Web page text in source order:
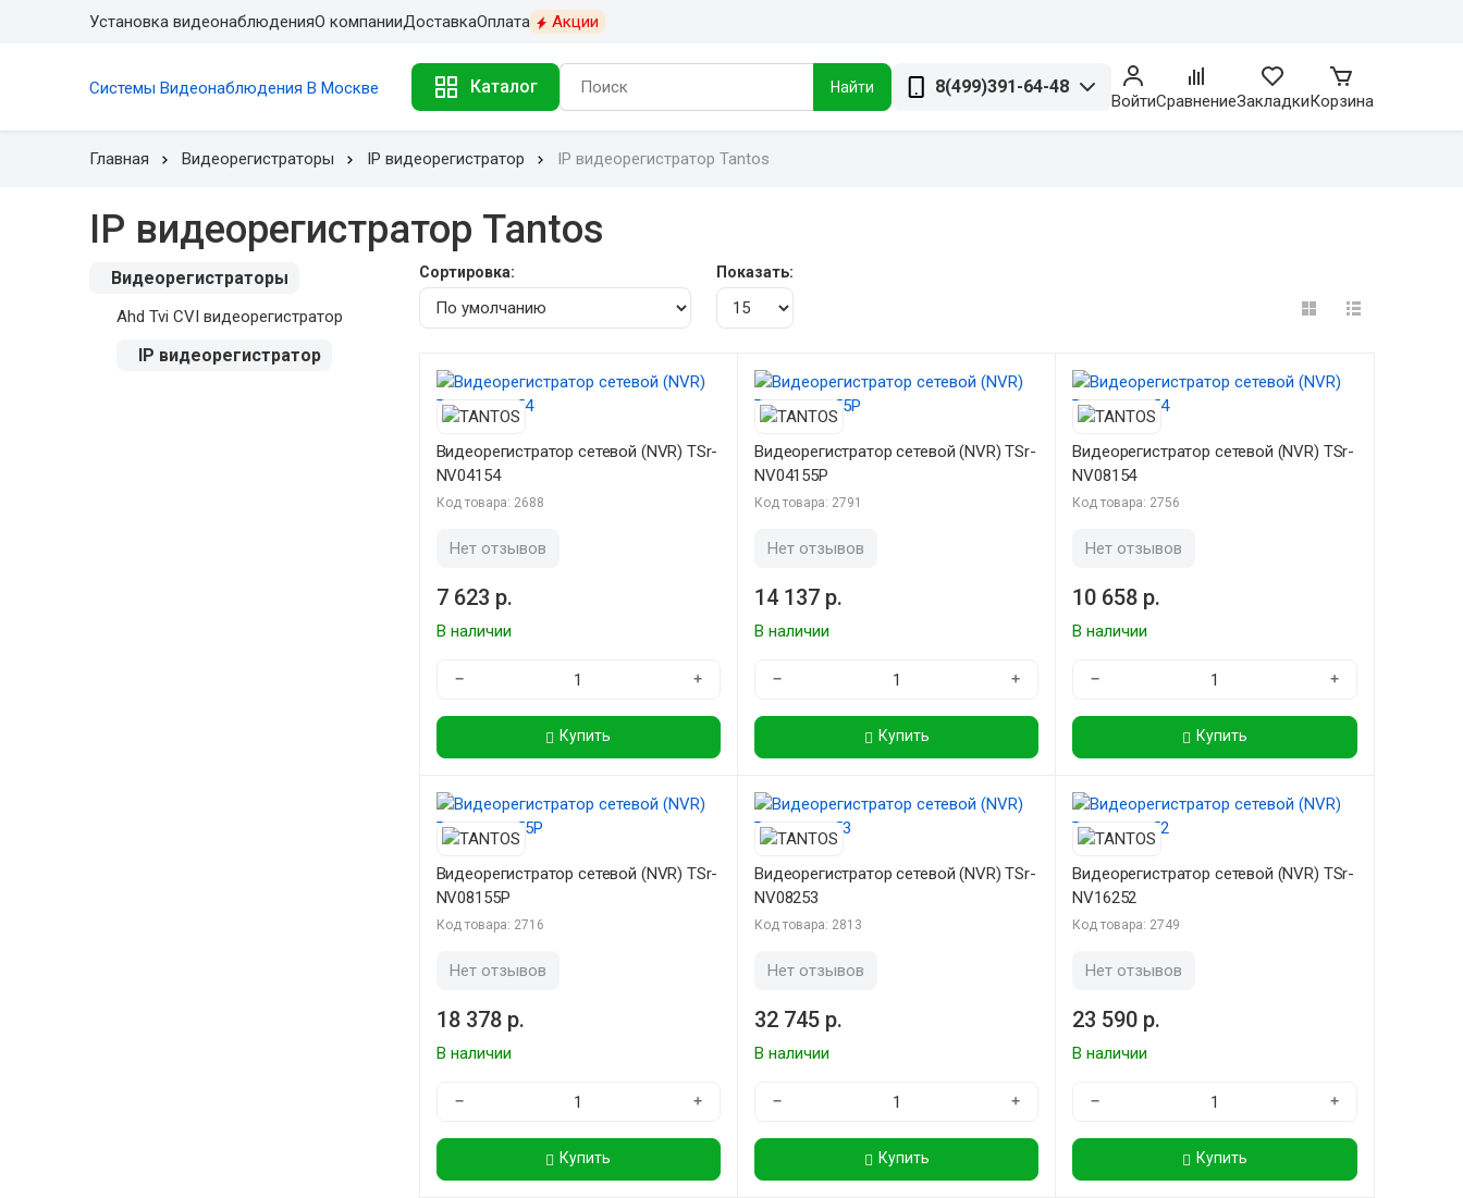
Установка видеонаблюденияО компанииДоставкаОплата Акции
Системы Видеонаблюдения В Москве Каталог Найти 8(499)391-64-48
ВойтиСравнениеЗакладкиКорзина
Главная Видеорегистраторы IP видеорегистратор IP видеорегистратор Tantos
IP видеорегистратор Tantos
Видеорегистраторы
Ahd Tvi CVI видеорегистратор
IP видеорегистратор
Сортировка: Показать:
Видеорегистратор сетевой (NVR) TSr-
NV04154
Код товара: 2688
Нет отзывов
7 623 р.
В наличии
− +
Купить
Видеорегистратор сетевой (NVR) TSr-
NV04155P
Код товара: 2791
Нет отзывов
14 137 р.
В наличии
− +
Купить
Видеорегистратор сетевой (NVR) TSr-
NV08154
Код товара: 2756
Нет отзывов
10 658 р.
В наличии
− +
Купить
Видеорегистратор сетевой (NVR) TSr-
NV08155P
Код товара: 2716
Нет отзывов
18 378 р.
В наличии
− +
Купить
Видеорегистратор сетевой (NVR) TSr-
NV08253
Код товара: 2813
Нет отзывов
32 745 р.
В наличии
− +
Купить
Видеорегистратор сетевой (NVR) TSr-
NV16252
Код товара: 2749
Нет отзывов
23 590 р.
В наличии
− +
Купить